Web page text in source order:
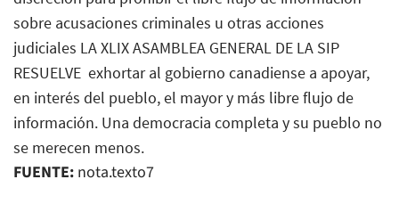
sobre acusaciones criminales u otras acciones
judiciales LA XLIX ASAMBLEA GENERAL DE LA SIP
RESUELVE  exhortar al gobierno canadiense a apoyar,
en interés del pueblo, el mayor y más libre flujo de
información. Una democracia completa y su pueblo no
se merecen menos.
FUENTE: nota.texto7